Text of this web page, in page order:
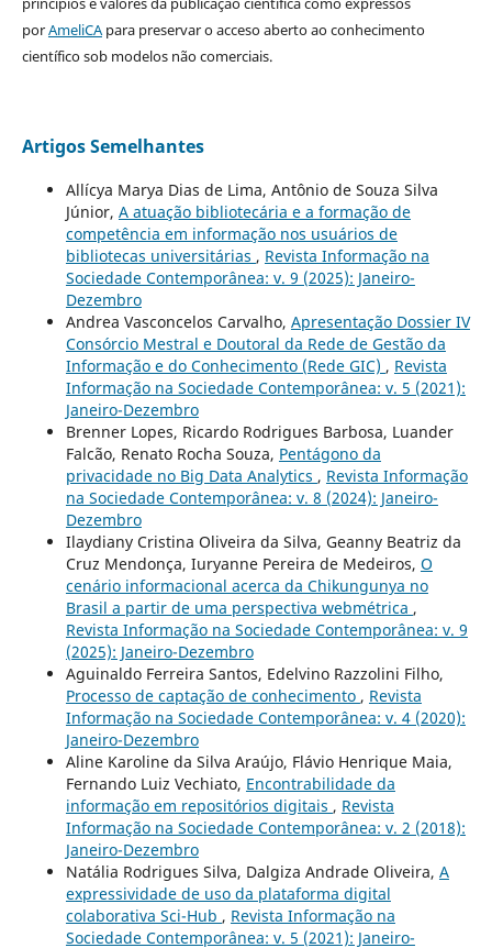
porAmeliCApara preservar o acceso aberto ao conhecimento
científico sob modelos não comerciais.
Artigos Semelhantes
Allícya Marya Dias de Lima, Antônio de Souza Silva
Júnior, A atuação bibliotecária e a formação de
competência em informação nos usuários de
bibliotecas universitárias , Revista Informação na
Sociedade Contemporânea: v. 9 (2025): Janeiro-
Dezembro
Andrea Vasconcelos Carvalho, Apresentação Dossier IV
Consórcio Mestral e Doutoral da Rede de Gestão da
Informação e do Conhecimento (Rede GIC) , Revista
Informação na Sociedade Contemporânea: v. 5 (2021):
Janeiro-Dezembro
Brenner Lopes, Ricardo Rodrigues Barbosa, Luander
Falcão, Renato Rocha Souza, Pentágono da
privacidade no Big Data Analytics , Revista Informação
na Sociedade Contemporânea: v. 8 (2024): Janeiro-
Dezembro
Ilaydiany Cristina Oliveira da Silva, Geanny Beatriz da
Cruz Mendonça, Iuryanne Pereira de Medeiros, O
cenário informacional acerca da Chikungunya no
Brasil a partir de uma perspectiva webmétrica ,
Revista Informação na Sociedade Contemporânea: v. 9
(2025): Janeiro-Dezembro
Aguinaldo Ferreira Santos, Edelvino Razzolini Filho,
Processo de captação de conhecimento , Revista
Informação na Sociedade Contemporânea: v. 4 (2020):
Janeiro-Dezembro
Aline Karoline da Silva Araújo, Flávio Henrique Maia,
Fernando Luiz Vechiato, Encontrabilidade da
informação em repositórios digitais , Revista
Informação na Sociedade Contemporânea: v. 2 (2018):
Janeiro-Dezembro
Natália Rodrigues Silva, Dalgiza Andrade Oliveira, A
expressividade de uso da plataforma digital
colaborativa Sci-Hub , Revista Informação na
Sociedade Contemporânea: v. 5 (2021): Janeiro-